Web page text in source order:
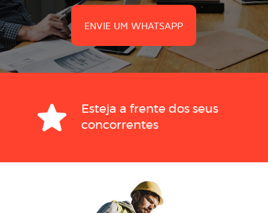
ENVIE UM WHATSAPP
Esteja a frente dos seus
concorrentes